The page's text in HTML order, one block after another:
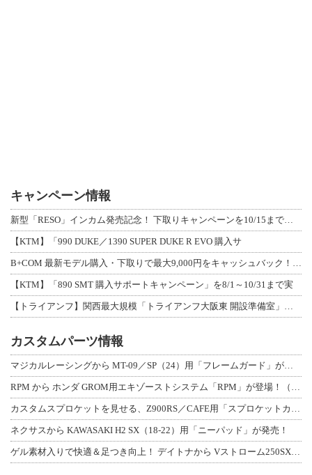
キャンペーン情報
新型「RESO」インカム発売記念！ 下取りキャンペーンを10/15まで延長して開
【KTM】「990 DUKE／1390 SUPER DUKE R EVO 購入サ
B+COM 最新モデル購入・下取りで最大9,000円をキャッシュバック！「B+F
【KTM】「890 SMT 購入サポートキャンペーン」を8/1～10/31まで実
【トライアンフ】関西最大規模「トライアンフ大阪東 開設準備室」がオープン！ 限定
カスタムパーツ情報
マジカルレーシングから MT-09／SP（24）用「フレームガード」が登場！
RPM から ホンダ GROM用エキゾーストシステム「RPM」が登場！（動画あり
カスタムスプロケットを見せる、Z900RS／CAFE用「スプロケットカバーフルキ
ネクサスから KAWASAKI H2 SX（18-22）用「ニーパッド」が発売！
ゲル素材入りで快適＆足つき向上！ デイトナから Vストローム250SX用「快適ロ